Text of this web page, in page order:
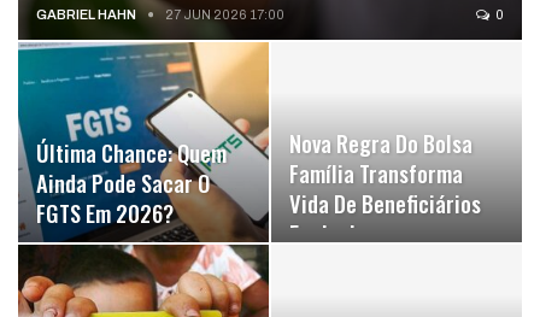
GABRIEL HAHN 27 JUN 2026 17:00 0
Última Chance: Quem
Ainda Pode Sacar O
FGTS Em 2026?
Nova Regra Do Bolsa
Família Transforma
Vida De Beneficiários
Em Junho